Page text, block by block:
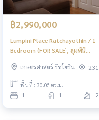
฿2,990,000
Lumpini Place Ratchayothin / 1
Bedroom (FOR SALE), ลุมพินี
PINP272เกษตรศาสตร์ รัชโยธิน 231
พื้นที่ : 30.05 ตร.ม.
1 1 2